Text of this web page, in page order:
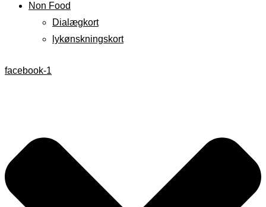
Non Food
Dialægkort
lykønskningskort
facebook-1